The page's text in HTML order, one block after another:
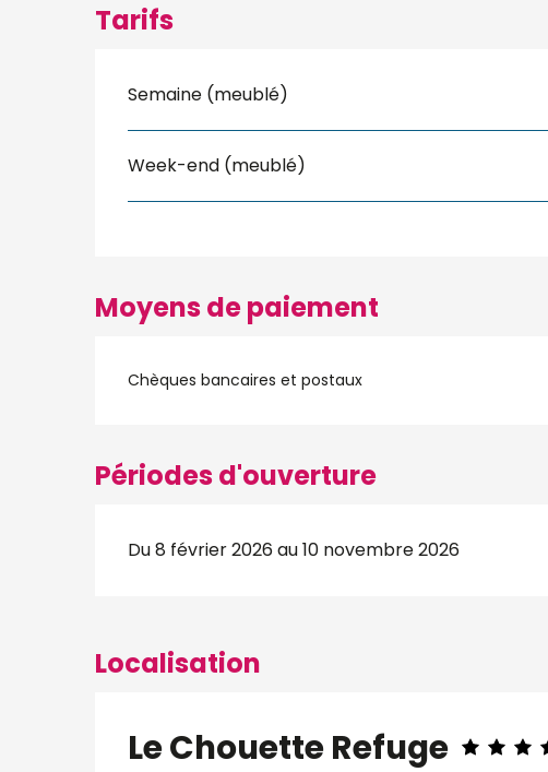
Tarifs
Semaine (meublé)
Week-end (meublé)
Moyens de paiement
Chèques bancaires et postaux
Périodes d'ouverture
Du 8 février 2026 au 10 novembre 2026
Localisation
Le Chouette Refuge